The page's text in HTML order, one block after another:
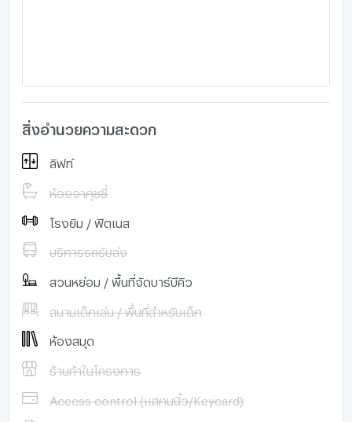
สิ่งอำนวยความสะดวก
ลิฟท์
ห้องจากุชซี่
โรงยิม / ฟิตเนส
บริการรถรับส่ง
สวนหย่อม / พื้นที่จัดบาร์บีคิว
สนามเด็กเล่น / พื้นที่สำหรับเด็ก
ห้องสมุด
ร้านค้าในโครงการ
Access control (แสกนนิ้ว/Keycard)